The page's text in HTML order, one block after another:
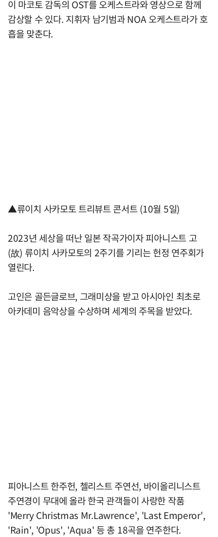
이 마코토 감독의 OST를 오케스트라와 영상으로 함께
감상할 수 있다. 지휘자 남기범과 NOA 오케스트라가 호
흡을 맞춘다.
▲류이치 사카모토 트리뷰트 콘서트 (10월 5일)
2023년 세상을 떠난 일본 작곡가이자 피아니스트 고
(故) 류이치 사카모토의 2주기를 기리는 헌정 연주회가
열린다.
고인은 골든글로브, 그래미상을 받고 아시아인 최초로
아카데미 음악상을 수상하며 세계의 주목을 받았다.
피아니스트 한주헌, 첼리스트 주연선, 바이올리니스트
주연경이 무대에 올라 한국 관객들이 사랑한 작품
'Merry Christmas Mr.Lawrence', 'Last Emperor',
'Rain', 'Opus', 'Aqua' 등 총 18곡을 연주한다.